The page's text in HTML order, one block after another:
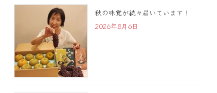
秋の味覚が続々届いています！
2026年8月6日